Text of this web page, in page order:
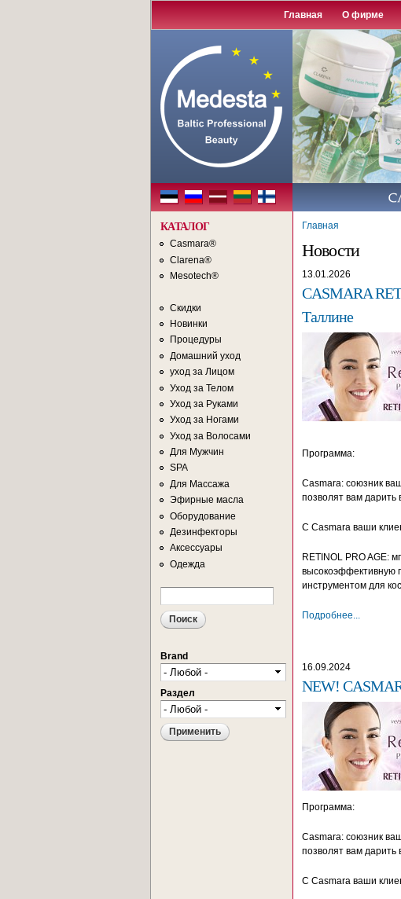
Главная О фирме
КАТАЛОГ
Casmara®
Clarena®
Mesotech®
Скидки
Новинки
Процедуры
Домашний уход
уход за Лицом
Уход за Телом
Уход за Руками
Уход за Ногами
Уход за Волосами
Для Мужчин
SPA
Для Массажа
Эфирные масла
Оборудование
Дезинфекторы
Аксессуары
Одежда
Brand
Раздел
Главная
Новости
13.01.2026
CASMARA
Таллине
Программа:
Casmara: союзник
позволят вам
С Casmara ваши
RETINOL PRO AGE:
высокоэффективную
инструментом для
Подробнее...
16.09.2024
NEW!
Программа:
Casmara: союзник
позволят вам
С Casmara ваши